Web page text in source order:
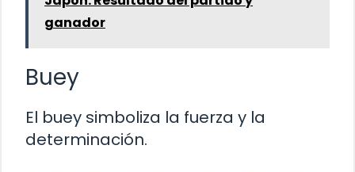
ganador
Buey
El buey simboliza la fuerza y la
determinación.